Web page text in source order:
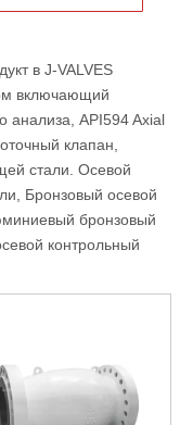
долгосрочная
в J-VALVES
включающий
анализа, API594 Axial
клапан
стали. Осевой
Бронзовый осевой
бронзовый
контрольный